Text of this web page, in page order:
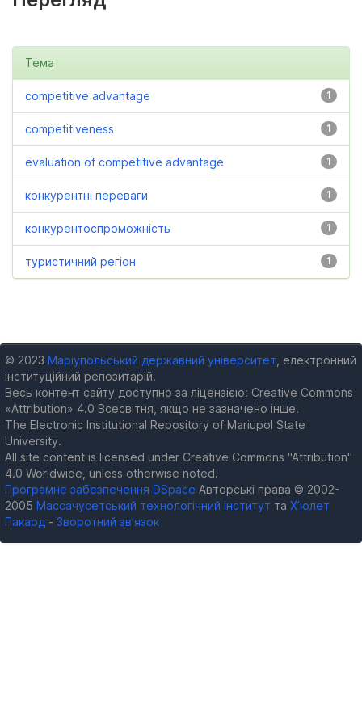
Тема
1
competitive advantage
1
competitiveness
1
evaluation of competitive advantage
1
конкурентні переваги
1
конкурентоспроможність
1
туристичний регіон
© 2023 Маріупольський державний університет , електронний
інституційний репозитарій.
Весь контент сайту доступно за ліцензією: Creative Commons
«Attribution» 4.0 Всесвітня, якщо не зазначено інше.
The Electronic Institutional Repository of Mariupol State
University.
All site content is licensed under Creative Commons "Attribution"
4.0 Worldwide, unless otherwise noted.
Програмне забезпечення DSpace Авторські права © 2002-
2005 Массачусетський технологічний інститут та Х’юлет
Пакард - Зворотний зв’язок